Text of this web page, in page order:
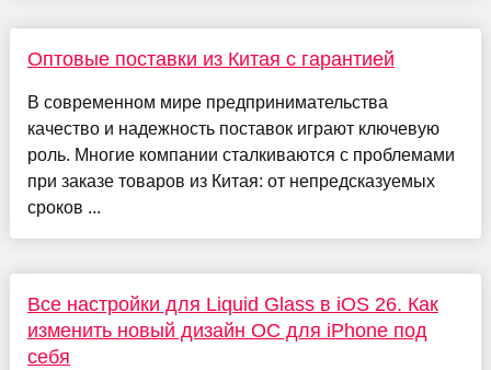
Оптовые поставки из Китая с гарантией
В современном мире предпринимательства
качество и надежность поставок играют ключевую
роль. Многие компании сталкиваются с проблемами
при заказе товаров из Китая: от непредсказуемых
сроков ...
Все настройки для Liquid Glass в iOS 26. Как
изменить новый дизайн ОС для iPhone под
себя